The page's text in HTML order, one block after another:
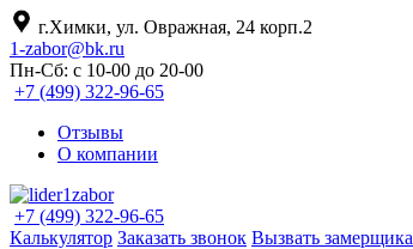
г.Химки, ул. Овражная, 24 корп.2
1-zabor@bk.ru
Пн-Сб: с 10-00 до 20-00
+7 (499) 322-96-65
Отзывы
О компании
+7 (499) 322-96-65
Калькулятор Заказать звонок Вызвать замерщика